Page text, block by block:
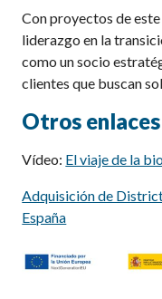
Con proyectos de
liderazgo en la
como un socio
clientes que buscan
Otros
Vídeo: El viaje de la
Adquisición de
España